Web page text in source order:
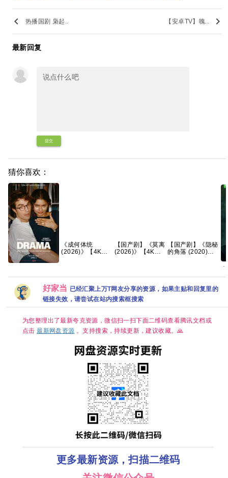
keyboard_arrow_left 热播国剧 枭起.. 【安卓TV】魄.. keyboard_arrow_right
最新回复
提交
猜你喜欢：
分 爱情 【正式
版】 内嵌官中
《成何体统
(2026)》【4K
百度】
【国产剧】《莫离
(2026)》【4K】
【国产剧】《隐秘
的角落 (2020)》
好家当 已经汇聚上万T网友分享的资源，如果主贴和回复里的
链接失效，请尝试在站内搜索框搜索
为您整理出了最新夸克资源，微信扫一扫下面二维码查看腾讯文档或
点击最新网盘资源 。支持搜索，持续更新，建议收藏。🙏
更多最新资源，扫描二维码